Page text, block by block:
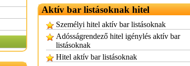
Aktív bar listásoknak hitel
Személyi hitel aktív bar listásoknak
Adósságrendező hitel igénylés aktív bar
listásoknak
Hitel aktív bar listásoknak